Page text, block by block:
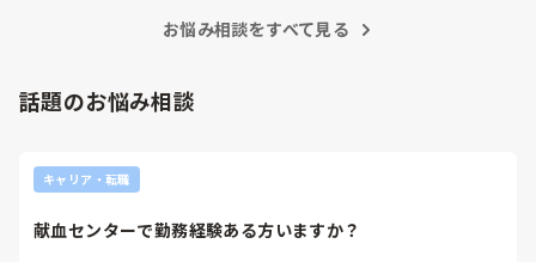
お悩み相談をすべて見る
話題のお悩み相談
キャリア・転職
献血センターで勤務経験ある方いますか？